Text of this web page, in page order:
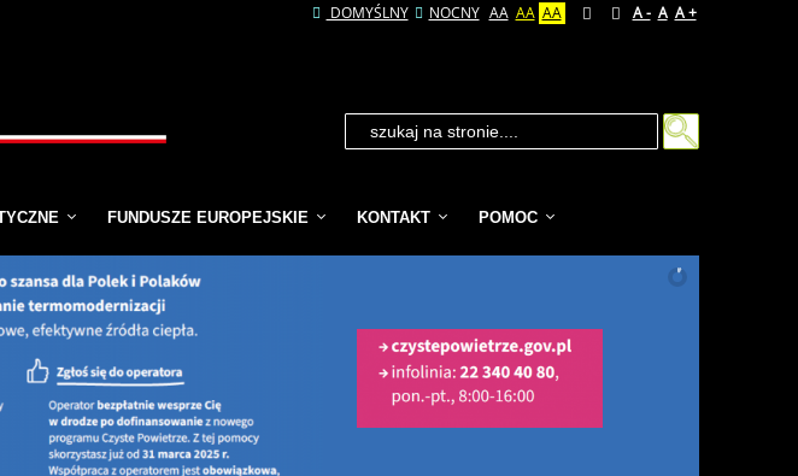
DOMYŚLNY NOCNY AA AA AA A - A A +
FUNDUSZE EUROPEJSKIE KONTAKT POMOC